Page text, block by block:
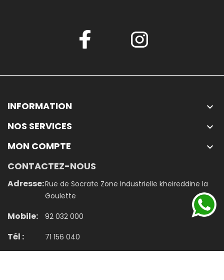
INFORMATION 
NOS SERVICES 
MON COMPTE 
CONTACTEZ-NOUS
Adresse:Rue de Socrate Zone Industrielle kheireddine la
Goulette
Mobile: 92 032 000
Tél : 71 156 040